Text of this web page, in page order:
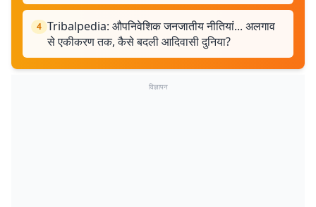
4 Tribalpedia: औपनिवेशिक जनजातीय नीतियां... अलगाव
से एकीकरण तक, कैसे बदली आदिवासी दुनिया?
विज्ञापन